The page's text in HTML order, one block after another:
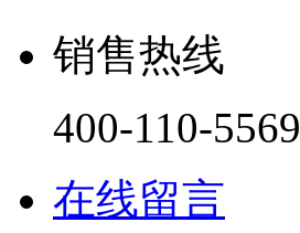
销售热线
400-110-5569
在线留言